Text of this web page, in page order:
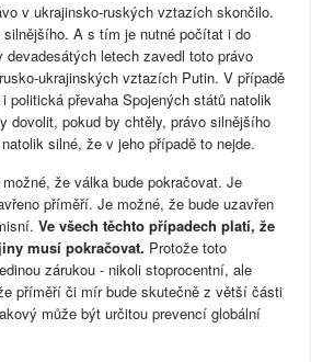
v ukrajinsko-ruských vztazích skončilo.
silnějšího. A s tím je nutné počítat i do
devadesátých letech zavedl toto právo
ukrajinských vztazích Putin. V případě
politická převaha Spojených států natolik
dovolit, pokud by chtěly, právo silnějšího
silné, že v jeho případě to nejde.
že válka bude pokračovat. Je
příměří. Je možné, že bude uzavřen
Ve všech těchto případech platí, že
musí pokračovat. Protože toto
zárukou - nikoli stoprocentní, ale
příměří či mír bude skutečně z větší části
může být určitou prevencí globální